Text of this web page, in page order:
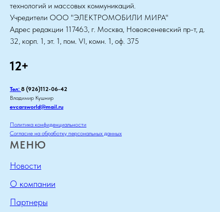
технологий и массовых коммуникаций.
Учредители ООО "ЭЛЕКТРОМОБИЛИ МИРА"
Адрес редакции 117463, г. Москва, Новоясеневский пр-т, д.
32, корп. 1, эт. 1, пом. VI, комн. 1, оф. 375
12+
Тел: 8 (926)112-06-42
Владимир Кушнир
evcarsworld@mail.ru
Политика конфиденциальности
Согласие на обработку персональных данных
МЕНЮ
Новости
О компании
Партнеры